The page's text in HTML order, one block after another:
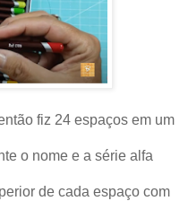
fiz 24 espaços em um
o nome e a série alfa
de cada espaço com